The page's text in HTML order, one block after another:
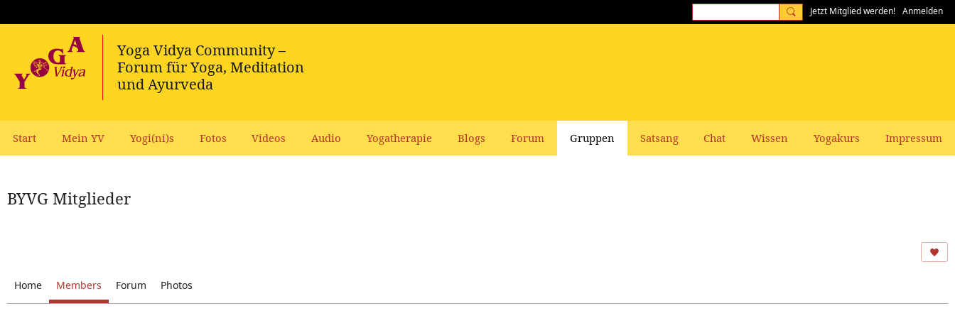
Jetzt Mitglied werden! Anmelden
Start Mein YV Yogi(ni)s Fotos Videos Audio Yogatherapie Blogs Forum Gruppen Satsang Chat Wissen Yogakurs Impressum
BYVG Mitglieder
Home Members Forum Photos